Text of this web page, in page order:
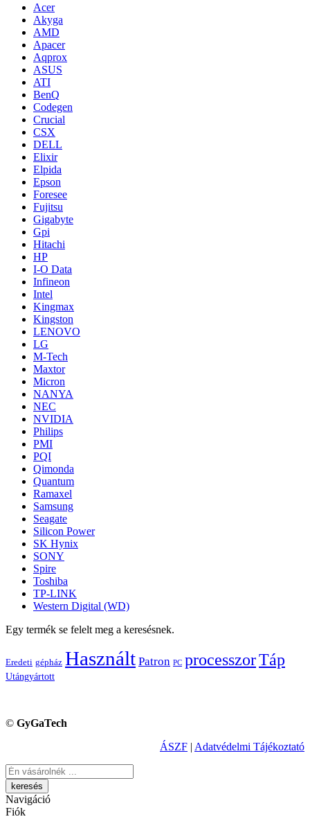
Acer
Akyga
AMD
Apacer
Aqprox
ASUS
ATI
BenQ
Codegen
Crucial
CSX
DELL
Elixir
Elpida
Epson
Foresee
Fujitsu
Gigabyte
Gpi
Hitachi
HP
I-O Data
Infineon
Intel
Kingmax
Kingston
LENOVO
LG
M-Tech
Maxtor
Micron
NANYA
NEC
NVIDIA
Philips
PMI
PQI
Qimonda
Quantum
Ramaxel
Samsung
Seagate
Silicon Power
SK Hynix
SONY
Spire
Toshiba
TP-LINK
Western Digital (WD)
Egy termék se felelt meg a keresésnek.
Eredeti gépház Használt Patron PC processzorTáp
Utángyártott
© GyGaTech
ÁSZF | Adatvédelmi Tájékoztató
Keresés
Navigáció
Fiók